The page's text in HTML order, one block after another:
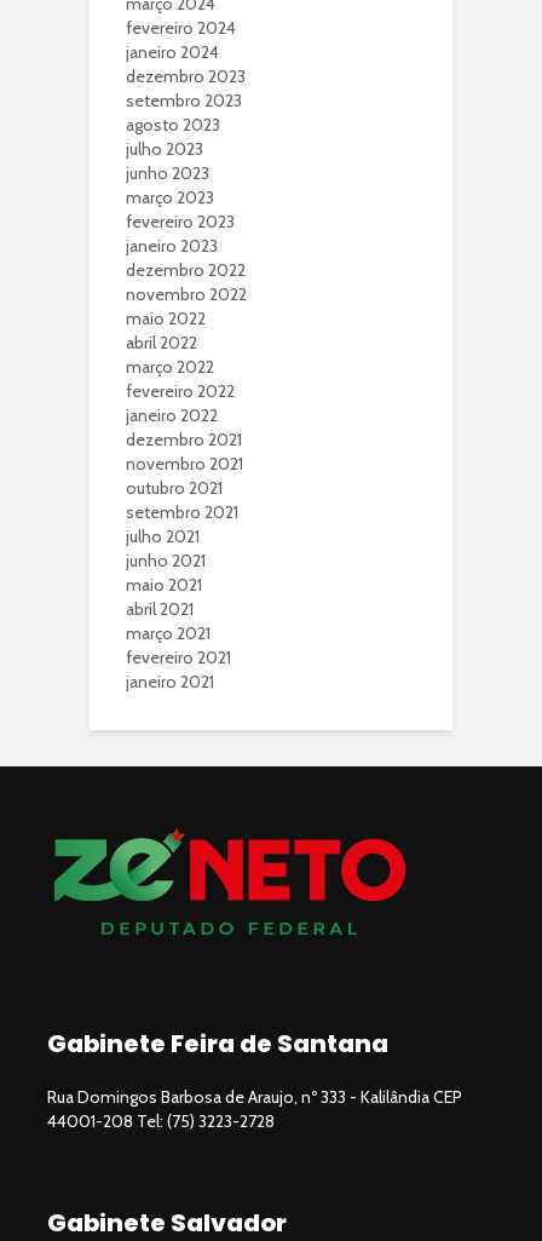
fevereiro 2024
janeiro 2024
dezembro 2023
setembro 2023
agosto 2023
julho 2023
junho 2023
março 2023
fevereiro 2023
janeiro 2023
dezembro 2022
novembro 2022
maio 2022
abril 2022
março 2022
fevereiro 2022
janeiro 2022
dezembro 2021
novembro 2021
outubro 2021
setembro 2021
julho 2021
junho 2021
maio 2021
abril 2021
março 2021
fevereiro 2021
janeiro 2021
Gabinete Feira de Santana
Rua Domingos Barbosa de Araujo, nº 333 - Kalilândia CEP
44001-208 Tel: (75) 3223-2728
Gabinete Salvador